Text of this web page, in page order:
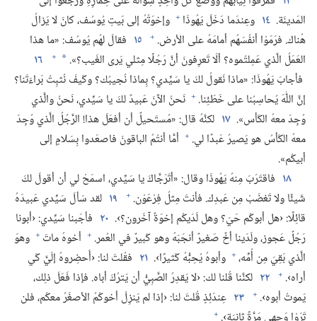
المَدينَة.‏ ١٤ وعِندَما دَخَلَ يَهُوذَا + وإخوَتُهُ إلى بَيتِ يُوسُف،‏ كانَ لا يَزالُ
هُناك.‏ فرَمَوْا أنفُسَهُم أمامَهُ على الأرض.‏ + ١٥ فقالَ لهُم يُوسُف:‏ «ما هذا
العَمَلُ الَّذي عَمِلتُموه؟‏ ألَا تَعرِفونَ أنَّ رَجُلًا مِثلي يَرى الغَيب؟‏».‏ *
+
١٦
فأجابَ يَهُوذَا:‏ «ماذا نَقولُ لكَ يا سَيِّدي؟‏ بِماذا نُجيبُك؟‏ وكَيفَ نُثبِتُ بَراءَتَنا؟‏
إنَّ اللّٰهَ يُحاسِبُنا على خَطَئِنا.‏ + نَحنُ الآنَ عَبيدٌ لكَ يا سَيِّدي،‏ نَحنُ والَّذي
وُجِدَ معهُ الكَأس».‏ ١٧ لكنَّهُ قال:‏ «مُستَحيلٌ أن أفعَلَ هذا!‏ الرَّجُلُ الَّذي وُجِدَ
معهُ الكَأسُ هو يَصيرُ عَبدًا لي.‏ + أمَّا أنتُمُ الباقونَ فاصعَدوا بِسَلامٍ إلى
أبيكُم».‏
١٨ فاقتَرَبَ مِنهُ يَهُوذَا وقال:‏ «أتَرَجَّاكَ يا سَيِّدي،‏ اسمَحْ لي أن أقولَ لكَ
شَيئًا ولا تَغضَبْ مِن عَبدِك.‏ فأنتَ مِثلُ فِرْعَوْن.‏ + ١٩ لقد سَألَ سَيِّدي عَبيدَهُ
قائِلًا:‏ ‹هل أبوكُم حَيّ؟‏ وهل لَدَيكُم إخوَةٌ آخَرون؟‏›.‏ ٢٠ فأجَبنا سَيِّدي:‏ ‹أبونا
رَجُلٌ عَجوز،‏ ولَدَينا أخٌ صَغيرٌ أنجَبَهُ وهو كَبيرٌ في العُمر.‏ + أخوهُ ماتَ + وهوَ
الَّذي بَقِيَ مِن أُمِّه،‏ + وأبوهُ يُحِبُّهُ كَثيرًا›.‏ ٢١ فقُلتَ لنا:‏ ‹أَحضِروهُ إلَيَّ كَي
أراه›.‏ + ٢٢ لكنَّنا قُلنا لك:‏ ‹لا يَقدِرُ الصَّبِيُّ أن يَترُكَ أباه.‏ فإذا فَعَلَ ذلِك،‏
يَموتُ أبوه›.‏ + ٢٣ عِندَئِذٍ قُلتَ لنا:‏ ‹إذا لم يَنزِلْ أخوكُمُ الأصغَرُ معكُم،‏ فلن
+